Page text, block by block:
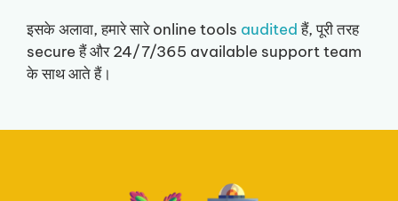
इसके अलावा, हमारे सारे online tools auditedहैं, पूरी तरह
secure हैं और 24/7/365 available support team
के साथ आते हैं।